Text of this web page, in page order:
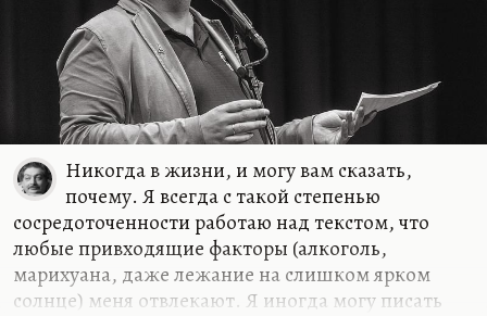
Никогда в жизни, и могу вам сказать,
почему. Я всегда с такой степенью
сосредоточенности работаю над текстом, что
любые привходящие факторы (алкоголь,
марихуана, даже лежание на слишком ярком
солнце) меня отвлекают. Я иногда могу писать